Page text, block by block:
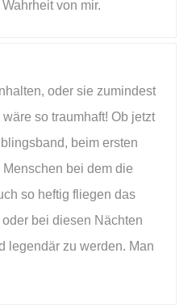
von mir.
oder sie zumindest
so traumhaft! Ob jetzt
beim ersten
bei dem die
so heftig fliegen das
bei diesen Nächten
legendär zu werden. Man